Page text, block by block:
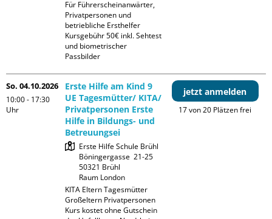
Für Führerscheinanwärter,
Privatpersonen und
betriebliche Ersthelfer
Kursgebühr 50€ inkl. Sehtest
und biometrischer
Passbilder
So. 04.10.2026
10:00 - 17:30
Uhr
Erste Hilfe am Kind 9
UE Tagesmütter/ KITA/
Privatpersonen Erste
Hilfe in Bildungs- und
Betreuungsei
Erste Hilfe Schule Brühl
Böningergasse  21-25
50321 Brühl
Raum London
KITA Eltern Tagesmütter
Großeltern Privatpersonen
Kurs kostet ohne Gutschein
jetzt anmelden
17 von 20 Plätzen frei